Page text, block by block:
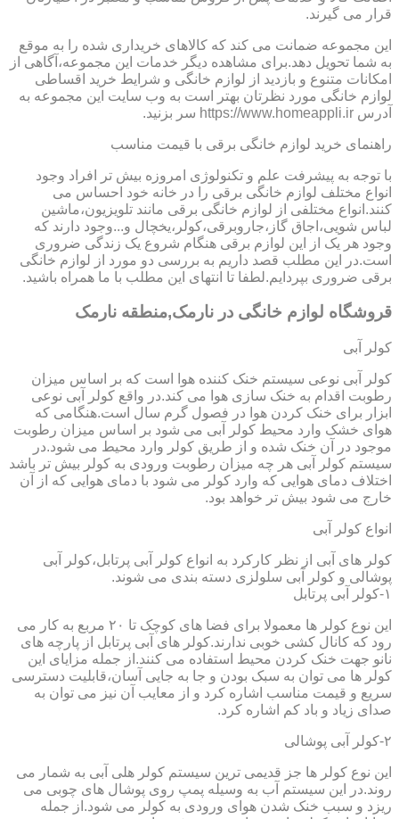
قرار می گیرند.
این مجموعه ضمانت می کند که کالاهای خریداری شده را به موقع
به شما تحویل دهد.برای مشاهده دیگر خدمات این مجموعه،آگاهی از
امکانات متنوع و بازدید از لوازم خانگی و شرایط خرید اقساطی
لوازم خانگی مورد نظرتان بهتر است به وب سایت این مجموعه به
آدرس https://www.homeappli.ir سر بزنید.
راهنمای خرید لوازم خانگی برقی با قیمت مناسب
با توجه به پیشرفت علم و تکنولوژی امروزه بیش تر افراد وجود
انواع مختلف لوازم خانگی برقی را در خانه خود احساس می
کنند.انواع مختلفی از لوازم خانگی برقی مانند تلویزیون،ماشین
لباس شویی،اجاق گاز،جاروبرقی،کولر،یخچال و...وجود دارند که
وجود هر یک از این لوازم برقی هنگام شروع یک زندگی ضروری
است.در این مطلب قصد داریم به بررسی دو مورد از لوازم خانگی
برقی ضروری بپردایم.لطفا تا انتهای این مطلب با ما همراه باشید.
قروشگاه لوازم خانگی در نارمک,منطقه نارمک
کولر آبی
کولر آبی نوعی سیستم خنک کننده هوا است که بر اساس میزان
رطوبت اقدام به خنک سازی هوا می کند.در واقع کولر آبی نوعی
ابزار برای خنک کردن هوا در فصول گرم سال است.هنگامی که
هوای خشک وارد محیط کولر آبی می شود بر اساس میزان رطوبت
موجود در آن خنک شده و از طریق کولر وارد محیط می شود.در
سیستم کولر آبی هر چه میزان رطوبت ورودی به کولر بیش تر باشد
اختلاف دمای هوایی که وارد کولر می شود با دمای هوایی که از آن
خارج می شود بیش تر خواهد بود.
انواع کولر آبی
کولر های آبی از نظر کارکرد به انواع کولر آبی پرتابل،کولر آبی
پوشالی و کولر آبی سلولزی دسته بندی می شوند.
۱-کولر آبی پرتابل
این نوع کولر ها معمولا برای فضا های کوچک تا ۲۰ مربع به کار می
رود که کانال کشی خوبی ندارند.کولر های آبی پرتابل از پارچه های
نانو جهت خنک کردن محیط استفاده می کنند.از جمله مزایای این
کولر ها می توان به سبک بودن و جا به جایی آسان،قابلیت دسترسی
سریع و قیمت مناسب اشاره کرد و از معایب آن نیز می توان به
صدای زیاد و باد کم اشاره کرد.
۲-کولر آبی پوشالی
این نوع کولر ها جز قدیمی ترین سیستم کولر هلی آبی به شمار می
روند.در این سیستم آب به وسیله پمپ روی پوشال های چوبی می
ریزد و سبب خنک شدن هوای ورودی به کولر می شود.از جمله